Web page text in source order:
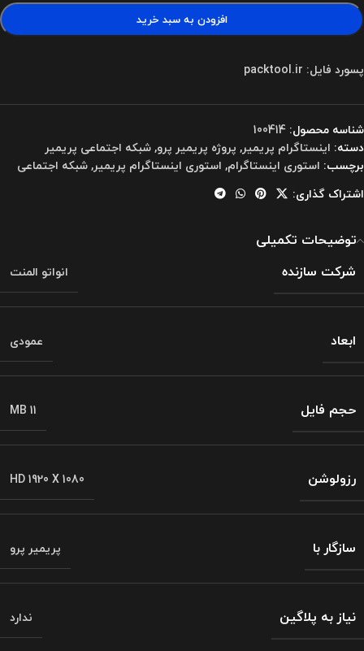
افزودن به سبد خرید
پسورد فایل: packtool.ir
شناسه محصول: 100414
دسته: اینستاگرام پریمیر, پروژه پریمیر پرو,شبکه اجتماعی پریمیر
برچسب: استوری اینستاگرام, استوری اینستاگرام پریمیر,شبکه اجتماعی
اشتراک گذاری:
توضیحات تکمیلی
شرکت سازنده
انواتو المنت
ابعاد عمودی
حجم فایل MB 11
رزولوشن HD 1920 X 1080
سازگار با پریمیر پرو
نیاز به پلاگین ندارد